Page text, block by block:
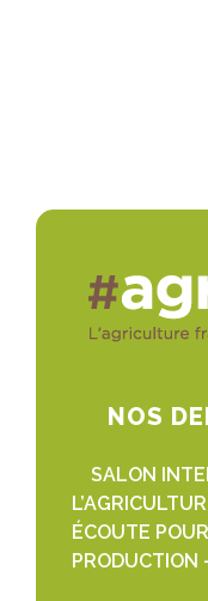
NOS
SALON
ÉCOUTE
PRODUCTION